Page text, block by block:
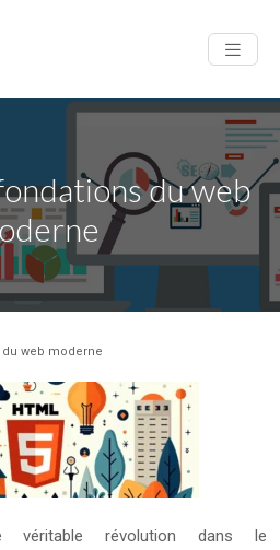
du web
web moderne
véritable révolution dans le